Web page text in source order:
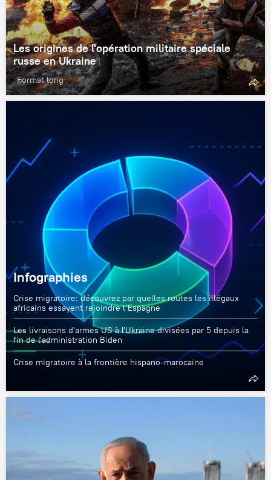
Les origines de l'opération militaire spéciale
russe en Ukraine
Format long
Infographies
Crise migratoire: découvrez par quelles routes les illégaux
africains essayent rejoindre l’Espagne
Les livraisons d'armes US à l'Ukraine divisées par 5 depuis la
fin de l'administration Biden
Crise migratoire à la frontière hispano-marocaine